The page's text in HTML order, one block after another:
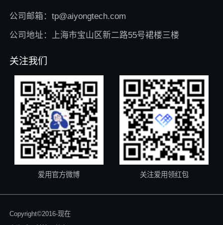
公司邮箱：tp@aiyongtech.com
公司地址：上海市宝山区新二路55号裙楼三楼
关注我们
爱用官方微博 关注爱用领红包
Copyright©2016-现在